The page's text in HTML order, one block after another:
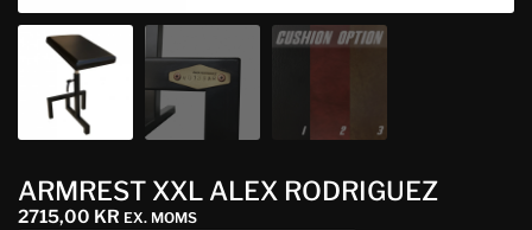
ARMREST XXL ALEX RODRIGUEZ
2715,00 KR EX. MOMS